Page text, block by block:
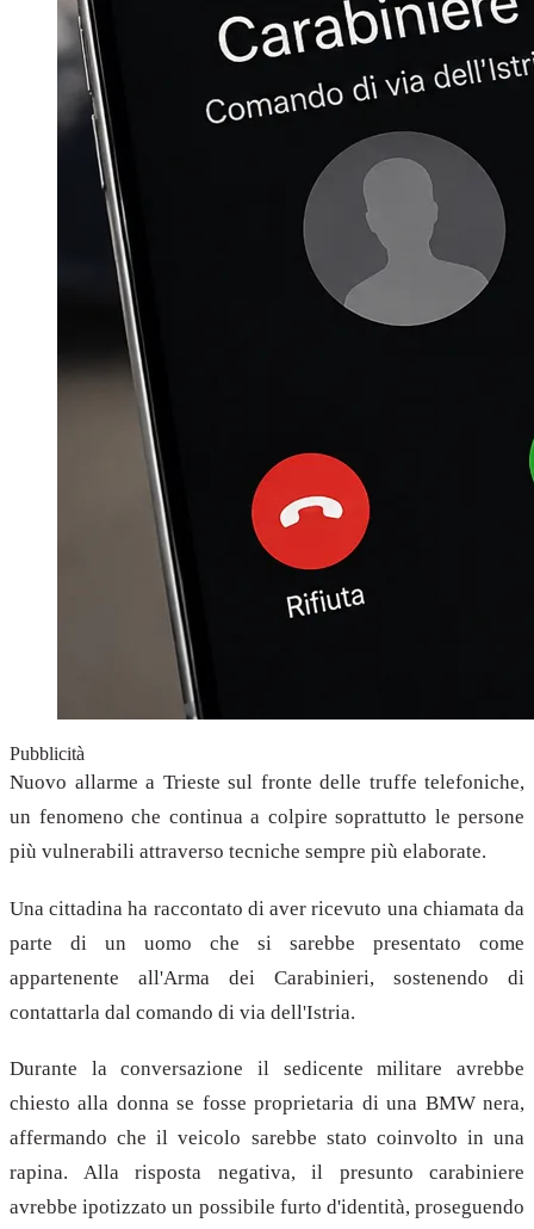
Pubblicità
Nuovo allarme a Trieste sul fronte delle truffe telefoniche,
un fenomeno che continua a colpire soprattutto le persone
più vulnerabili attraverso tecniche sempre più elaborate.
Una cittadina ha raccontato di aver ricevuto una chiamata da
parte di un uomo che si sarebbe presentato come
appartenente all'Arma dei Carabinieri, sostenendo di
contattarla dal comando di via dell'Istria.
Durante la conversazione il sedicente militare avrebbe
chiesto alla donna se fosse proprietaria di una BMW nera,
affermando che il veicolo sarebbe stato coinvolto in una
rapina. Alla risposta negativa, il presunto carabiniere
avrebbe ipotizzato un possibile furto d'identità, proseguendo